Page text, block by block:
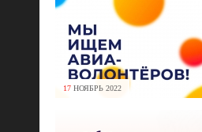
17 НОЯБРЬ 2022